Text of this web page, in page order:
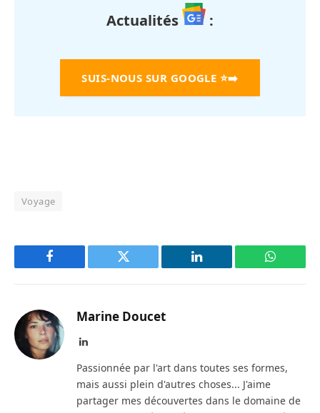
Actualités
:
SUIS-NOUS SUR GOOGLE ⭐➡️
Voyage
Facebook Twitter LinkedIn
Marine Doucet
LinkedIn
Passionnée par l'art dans toutes ses formes,
mais aussi plein d'autres choses... J'aime
partager mes découvertes dans le domaine de